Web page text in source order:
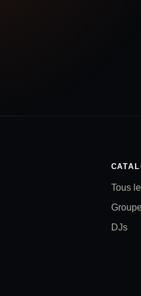
Tous
DJs